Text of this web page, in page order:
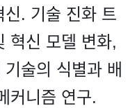
. 기술 진화 트
혁신 모델 변화,
술의 식별과 배
커니즘 연구.